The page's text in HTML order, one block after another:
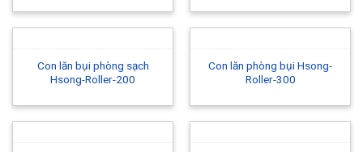
Con lăn bụi phòng sạch
Hsong-Roller-200
Con lăn phòng bụi Hsong-
Roller-300